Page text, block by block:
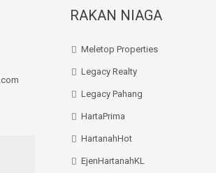
RAKAN NIAGA
Meletop Properties
Legacy Realty
Legacy Pahang
HartaPrima
HartanahHot
EjenHartanahKL